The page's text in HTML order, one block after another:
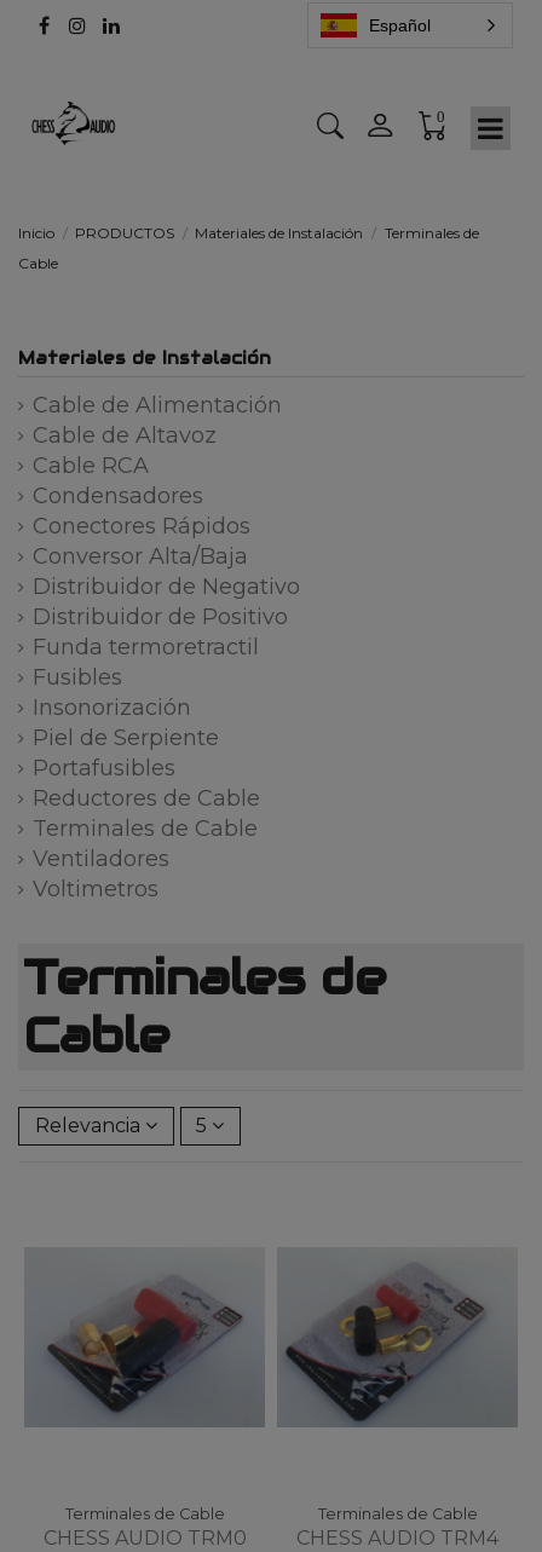
Español
0
Inicio PRODUCTOS Materiales de Instalación
Terminales de
Cable
Terminales de
Cable
Relevancia 5
Terminales de Cable
CHESS AUDIO TRM0
Terminales de Cable
CHESS AUDIO TRM4
Materiales de Instalación
Cable de Alimentación
Cable de Altavoz
Cable RCA
Condensadores
Conectores Rápidos
Conversor Alta/Baja
Distribuidor de Negativo
Distribuidor de Positivo
Funda termoretractil
Fusibles
Insonorización
Piel de Serpiente
Portafusibles
Reductores de Cable
Terminales de Cable
Ventiladores
Voltimetros